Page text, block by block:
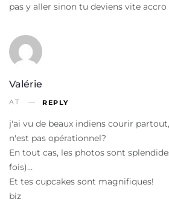
pas y aller sinon tu deviens vite accro
Valérie
AT REPLY
j'ai vu de beaux indiens courir
n'est pas opérationnel?
En tout cas, les photos sont
fois)…
Et tes cupcakes sont magnifiques!
biz